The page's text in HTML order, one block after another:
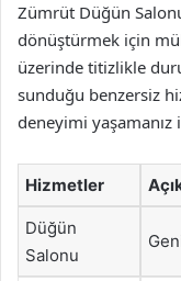
Zümrüt Düğün
dönüştürmek için
üzerinde titizlikle
sunduğu benzersiz
deneyimi
Hizmetler
Düğün
Salonu